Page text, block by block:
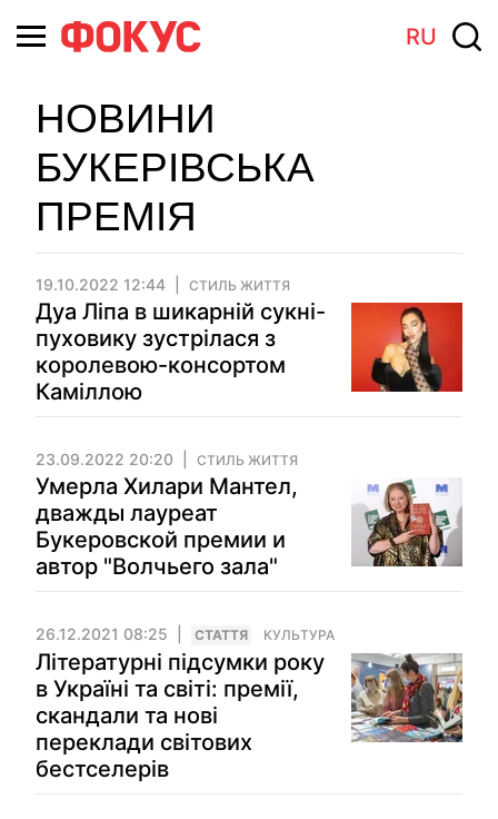
RU
НОВИНИ
БУКЕРІВСЬКА
ПРЕМІЯ
19.10.2022 12:44 СТИЛЬ ЖИТТЯ
Дуа Ліпа в шикарній сукні-
пуховику зустрілася з
королевою-консортом
Каміллою
23.09.2022 20:20 СТИЛЬ ЖИТТЯ
Умерла Хилари Мантел,
дважды лауреат
Букеровской премии и
автор "Волчьего зала"
26.12.2021 08:25 СТАТТЯ КУЛЬТУРА
Літературні підсумки року
в Україні та світі: премії,
скандали та нові
переклади світових
бестселерів